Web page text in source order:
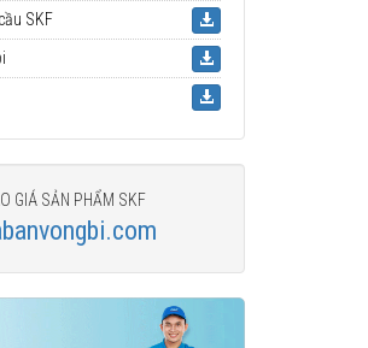
SKF
GIÁ SẢN PHẨM SKF